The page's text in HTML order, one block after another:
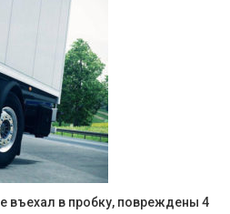
въехал в пробку, повреждены 4